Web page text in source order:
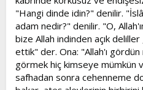
"Hangi dinde idin?" denilir.
adam nedir?" denilir. "O,
bize Allah indinden açık
ettik" der. Ona: "Allah'ı gördün
görmek hiç kimseye mümkün
safhadan sonra cehenneme